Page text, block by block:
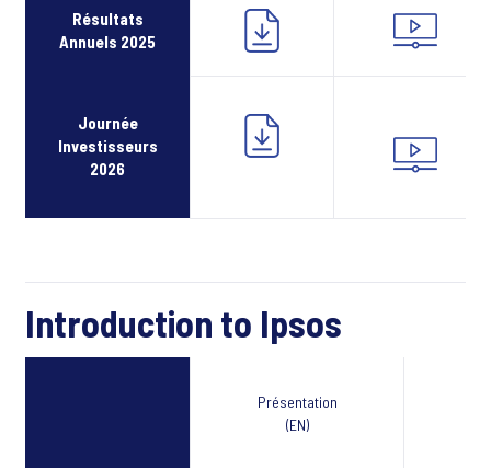
Résultats
Annuels 2025
Journée
Investisseurs
2026
Introduction to Ipsos
Présentation
(EN)